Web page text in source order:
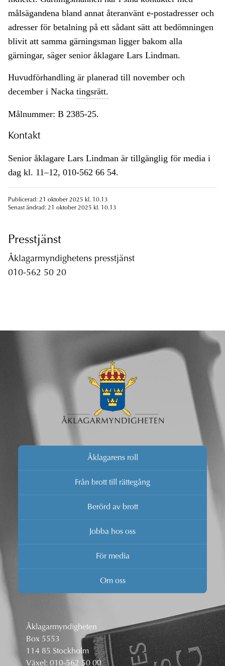
målsägandena bland annat återanvänt e-postadresser och
adresser för betalning på ett sådant sätt att bedömningen
blivit att samma gärningsman ligger bakom alla
gärningar, säger senior åklagare Lars Lindman.
Huvudförhandling är planerad till november och
december i Nacka tingsrätt.
Målnummer: B 2385-25.
Kontakt
Senior åklagare Lars Lindman är tillgänglig för media i
dag kl. 11–12, 010-562 66 54.
Publicerad: 21 oktober 2025 kl. 10.13
Senast ändrad: 21 oktober 2025 kl. 10.13
Presstjänst
Åklagarmyndighetens presstjänst
010-562 50 20
Åklagarens roll
Från brott till rättegång
Berörd av brott
Jobba hos oss
För media
Om oss
Åklagarmyndigheten
Box 5553
114 85 Stockholm
Växel: 010-562 50 00